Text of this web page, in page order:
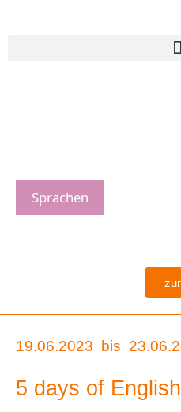
Sprachen
19.06.2023 bis
5 days of